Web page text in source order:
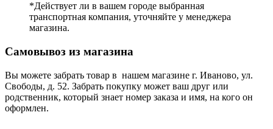
*Действует ли в вашем городе выбранная
транспортная компания, уточняйте у менеджера
магазина.
Самовывоз из магазина
Вы можете забрать товар в нашем магазине г. Иваново, ул.
Свободы, д. 52. Забрать покупку может ваш друг или
родственник, который знает номер заказа и имя, на кого он
оформлен.